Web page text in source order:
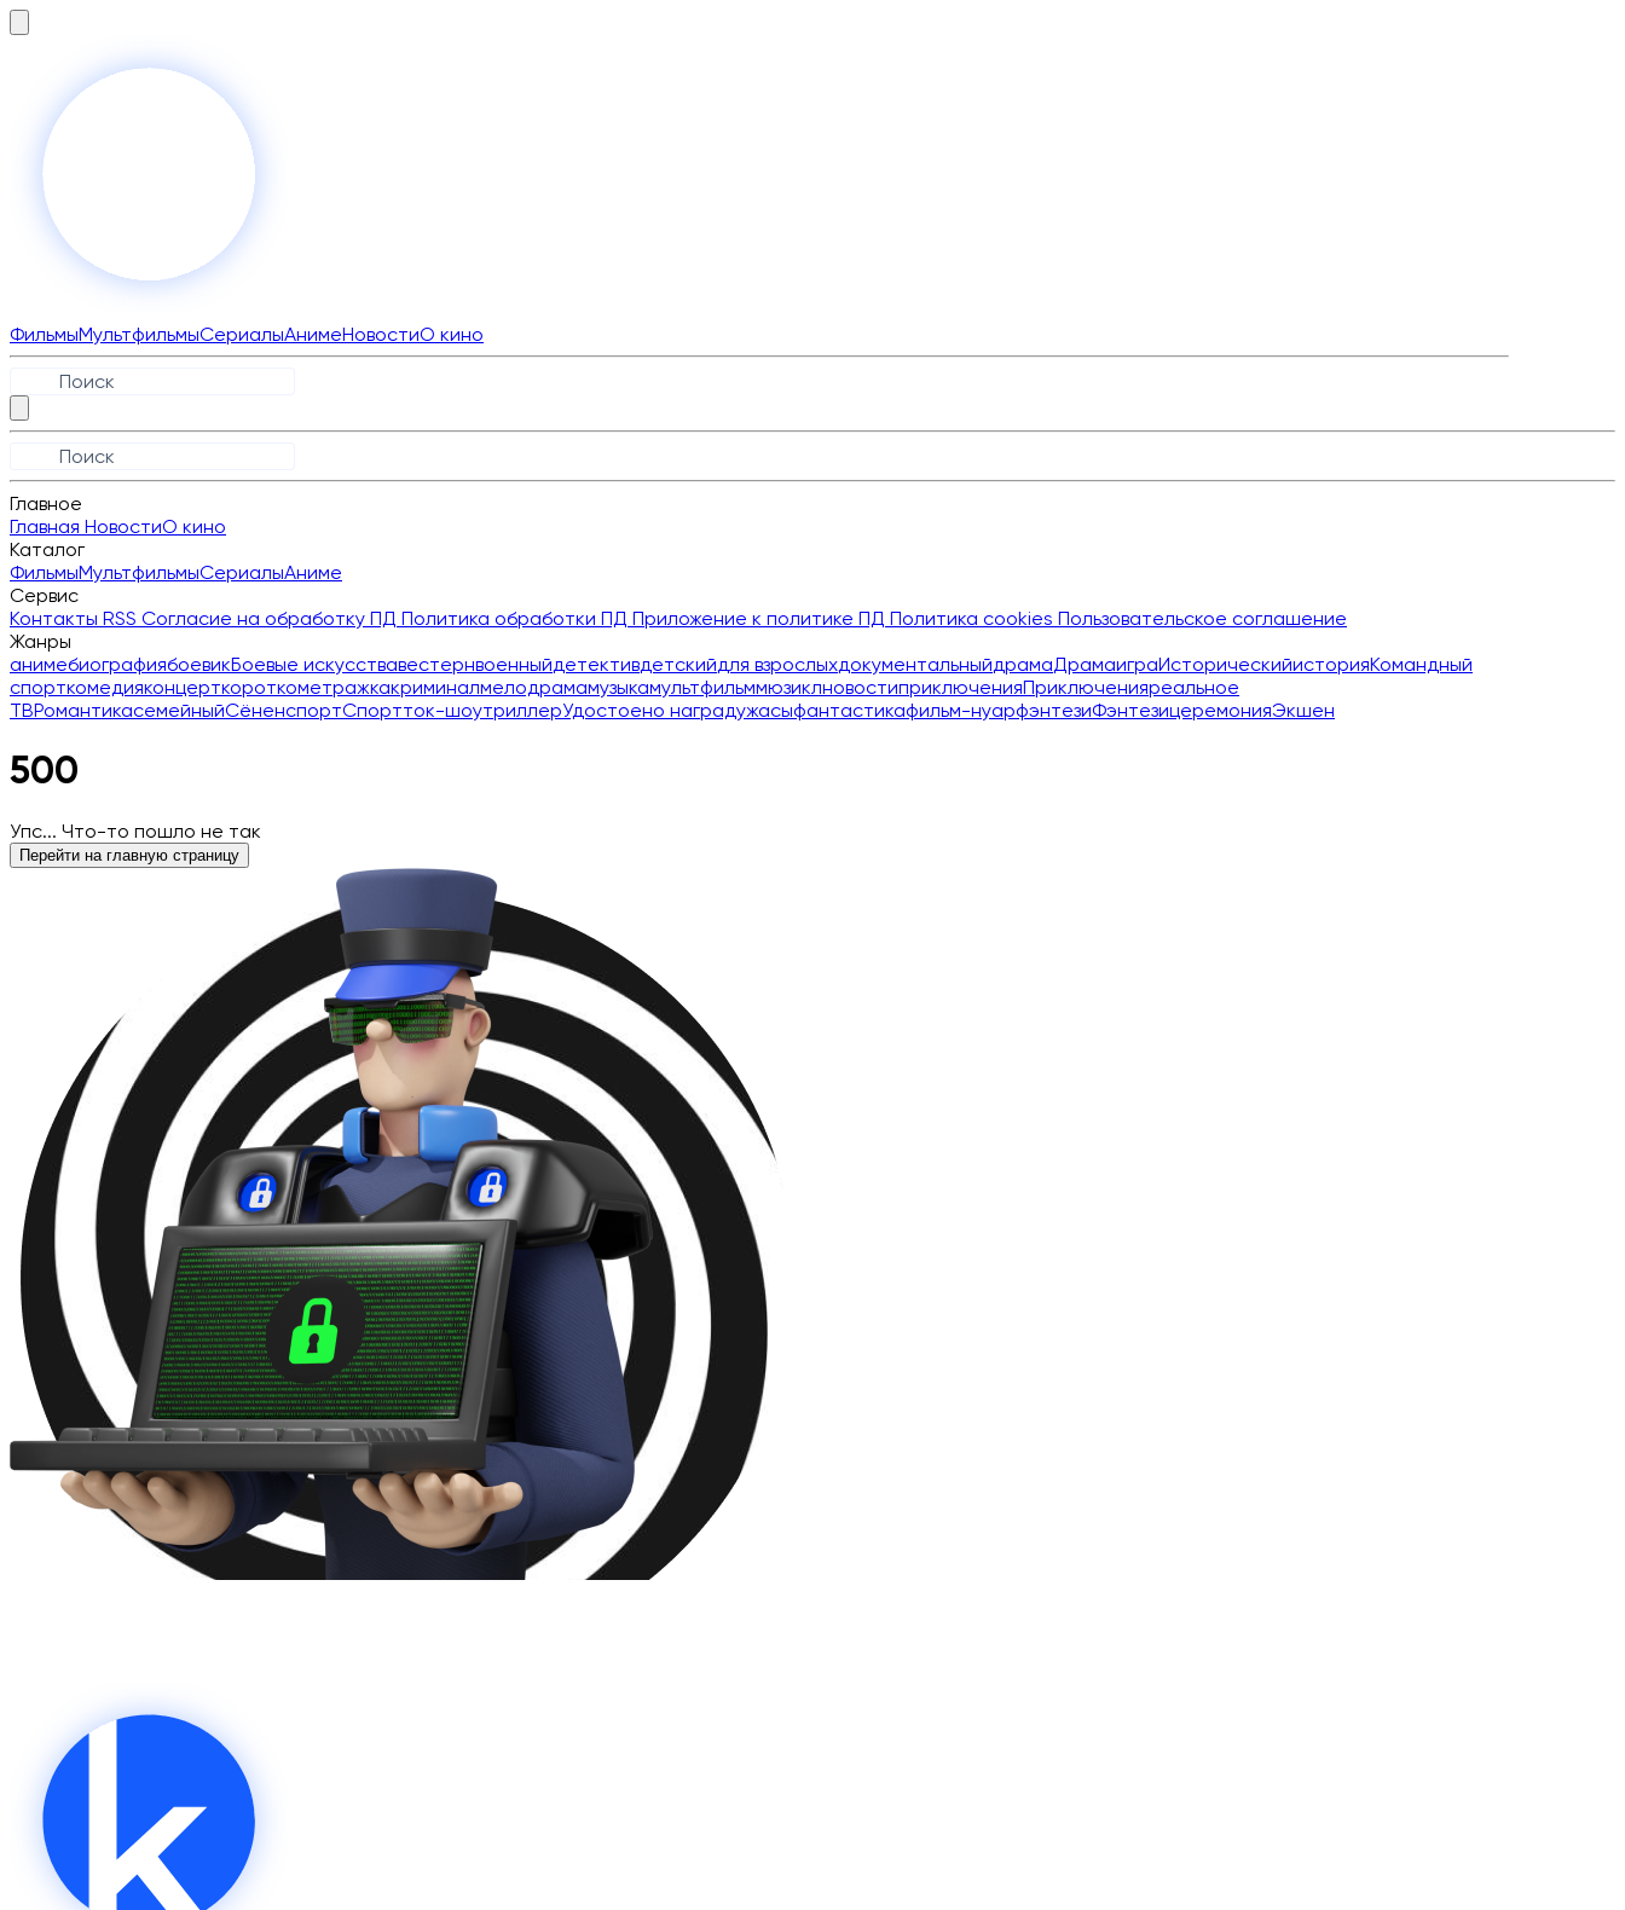
ФильмыМультфильмыСериалыАнимеНовостиО кино
Главное
Главная НовостиО кино
Каталог
ФильмыМультфильмыСериалыАниме
Сервис
Контакты RSS Согласие на обработку ПД Политика обработки ПД Приложение к политике ПД Политика cookies Пользовательское соглашение
Жанры
анимебиографиябоевикБоевые искусствавестернвоенныйдетективдетскийдля взрослыхдокументальныйдрамаДрамаиграИсторическийисторияКомандный
спорткомедияконцерткороткометражкакриминалмелодрамамузыкамультфильммюзиклновостиприключенияПриключенияреальное
ТВРомантикасемейныйСёненспортСпортток-шоутриллерУдостоено наградужасыфантастикафильм-нуарфэнтезиФэнтезицеремонияЭкшен
500
Упс... Что-то пошло не так
Перейти на главную страницу